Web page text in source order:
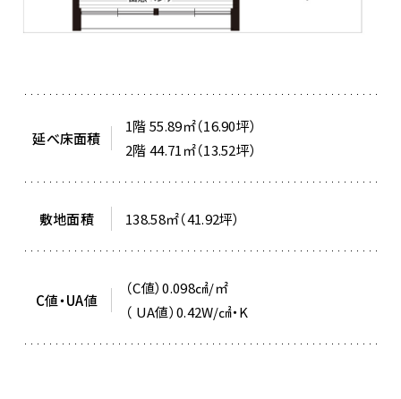
延べ床面積
1階 55.89㎡（16.90坪）
2階 44.71㎡（13.52坪）
敷地面積 138.58㎡（41.92坪）
C値・UA値
（C値）0.098㎠/㎡
（ UA値）0.42W/㎠・K